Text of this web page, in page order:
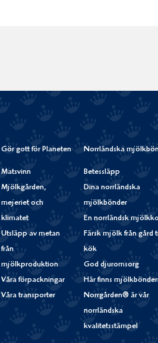
Gör gott för Planeten
Matsvinn
Mjölkgården,
mejeriet och
klimatet
Utsläpp av metan
från
mjölkproduktion
Våra förpackningar
Våra transporter
Norrländska
Betessläpp
Dina norrländska
mjölkbönder
En norrländsk
Färsk mjölk från gård
kök
God djuromsorg
Här finns
Norrgården® är vår
norrländska
kvalitetsstämpel